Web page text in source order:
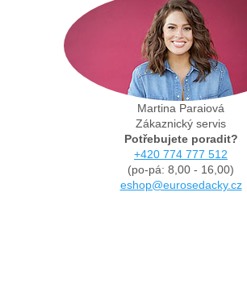
Martina Paraiová
Zákaznický servis
Potřebujete poradit?
+420 774 777 512
(po-pá: 8,00 - 16,00)
eshop@eurosedacky.cz